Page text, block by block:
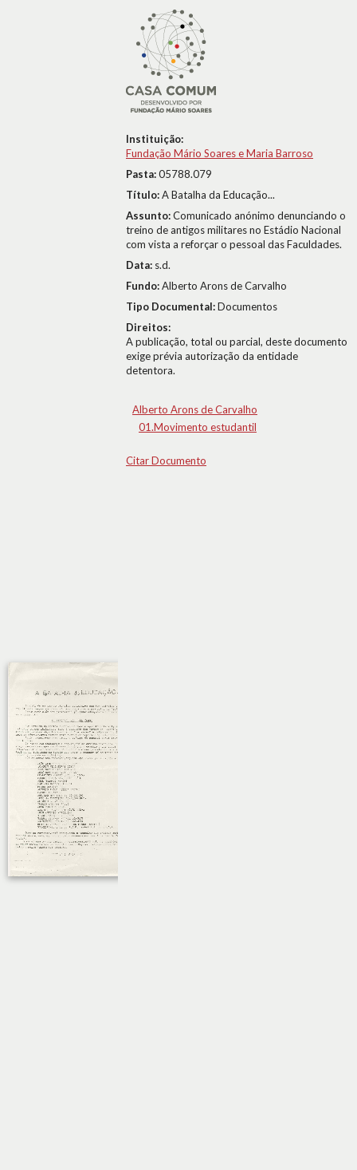
Instituição:
Fundação Mário Soares e Maria Barroso
Pasta:05788.079
Título:A Batalha da Educação...
Assunto:Comunicado anónimo denunciando o
treino de antigos militares no Estádio Nacional
com vista a reforçar o pessoal das Faculdades.
Data: s.d.
Fundo:Alberto Arons de Carvalho
Tipo Documental:Documentos
Direitos:
A publicação, total ou parcial, deste documento
exige prévia autorização da entidade
detentora.
Alberto Arons de Carvalho
01.Movimento estudantil
Citar Documento